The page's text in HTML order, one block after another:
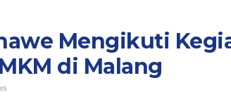
Mengikuti
di Malang